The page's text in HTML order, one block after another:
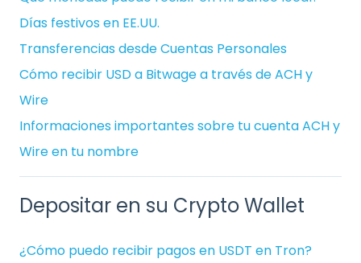
Días festivos en EE.UU.
Transferencias desde Cuentas Personales
Cómo recibir USD a Bitwage a través de ACH y
Wire
Informaciones importantes sobre tu cuenta ACH y
Wire en tu nombre
Depositar en su Crypto Wallet
¿Cómo puedo recibir pagos en USDT en Tron?